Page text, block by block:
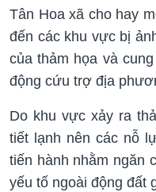
Tân Hoa xã cho hay
đến các khu vực bị
của thảm họa và
động cứu trợ địa
Do khu vực xảy ra
tiết lạnh nên các nỗ
tiến hành nhằm ngăn
yếu tố ngoài động đất